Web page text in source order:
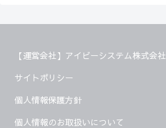
【運営会社】アイビーシステム株式会社
サイトポリシー
個人情報保護方針
個人情報のお取扱いについて